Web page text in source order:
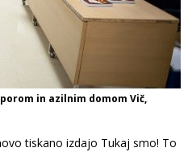
in azilnim domom Vič,
tiskano izdajo Tukaj smo! To